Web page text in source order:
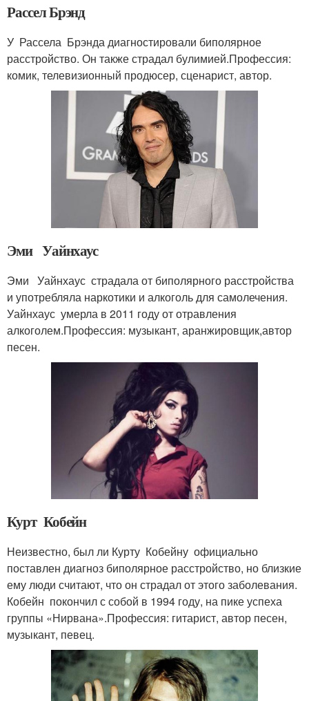
Рассел Брэнд
У Рассела Брэнда диагностировали биполярное
расстройство. Он также страдал булимией.Профессия:
комик, телевизионный продюсер, сценарист, автор.
Эми Уайнхаус
Эми Уайнхаус страдала от биполярного расстройства
и употребляла наркотики и алкоголь для самолечения.
Уайнхаус умерла в 2011 году от отравления
алкоголем.Профессия: музыкант, аранжировщик,автор
песен.
Курт Кобейн
Неизвестно, был ли Курту Кобейну официально
поставлен диагноз биполярное расстройство, но близкие
ему люди считают, что он страдал от этого заболевания.
Кобейн покончил с собой в 1994 году, на пике успеха
группы «Нирвана».Профессия: гитарист, автор песен,
музыкант, певец.